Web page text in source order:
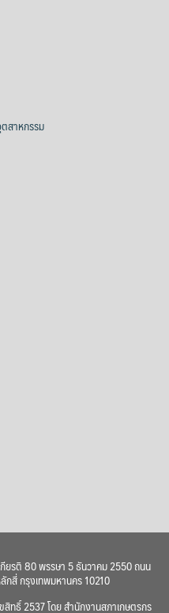
สาหกรรม
ยรติ 80 พรรษา 5 ธันวาคม 2550 ถนน
สี่ กรุงเทพมหานคร 10210
ธิ์ 2537 โดย สำนักงานสภาเกษตรกร